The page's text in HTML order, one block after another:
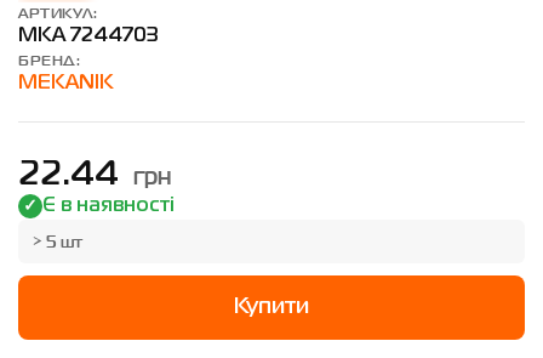
АРТИКУЛ:
MKA 7244703
БРЕНД:
MEKANIK
22.44 грн
Є в наявності
> 5 шт
Купити